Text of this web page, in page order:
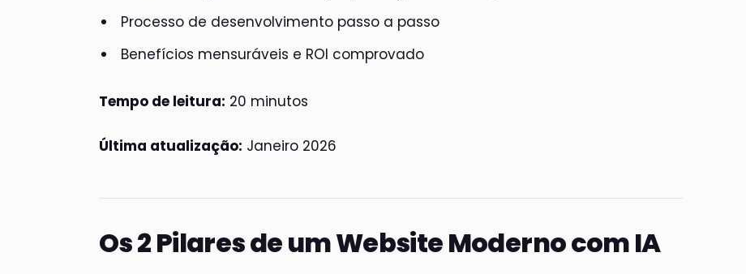
Processo de desenvolvimento passo a passo
Benefícios mensuráveis e ROI comprovado
Tempo de leitura: 20 minutos
Última atualização: Janeiro 2026
Os 2 Pilares de um Website Moderno com IA